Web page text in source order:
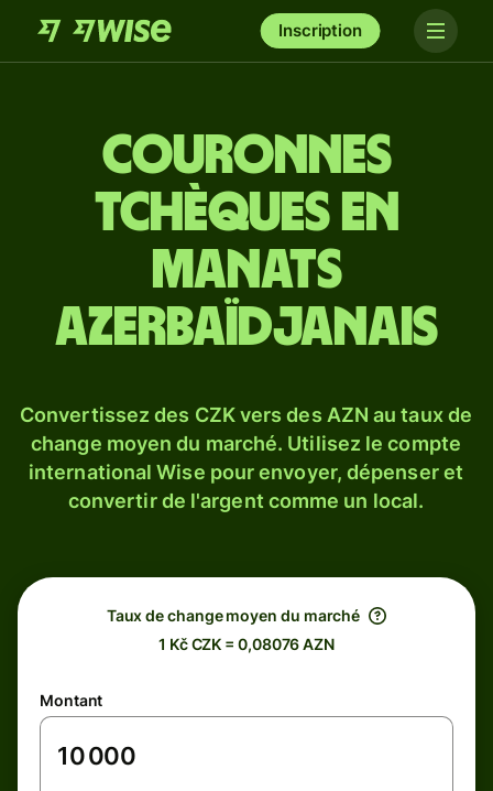
Inscription
Couronnes
tchèques en
manats
azerbaïdjanais
Convertissez des CZK vers des AZN au taux de
change moyen du marché. Utilisez le compte
international Wise pour envoyer, dépenser et
convertir de l'argent comme un local.
Taux de change moyen du marché
1 Kč CZK = 0,08076 AZN
Montant